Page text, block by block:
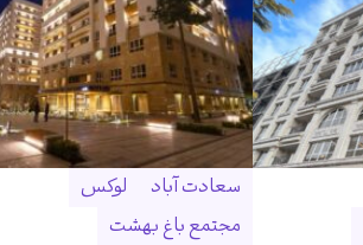
سعادت آباد
لوکس
مجتمع باغ بهشت